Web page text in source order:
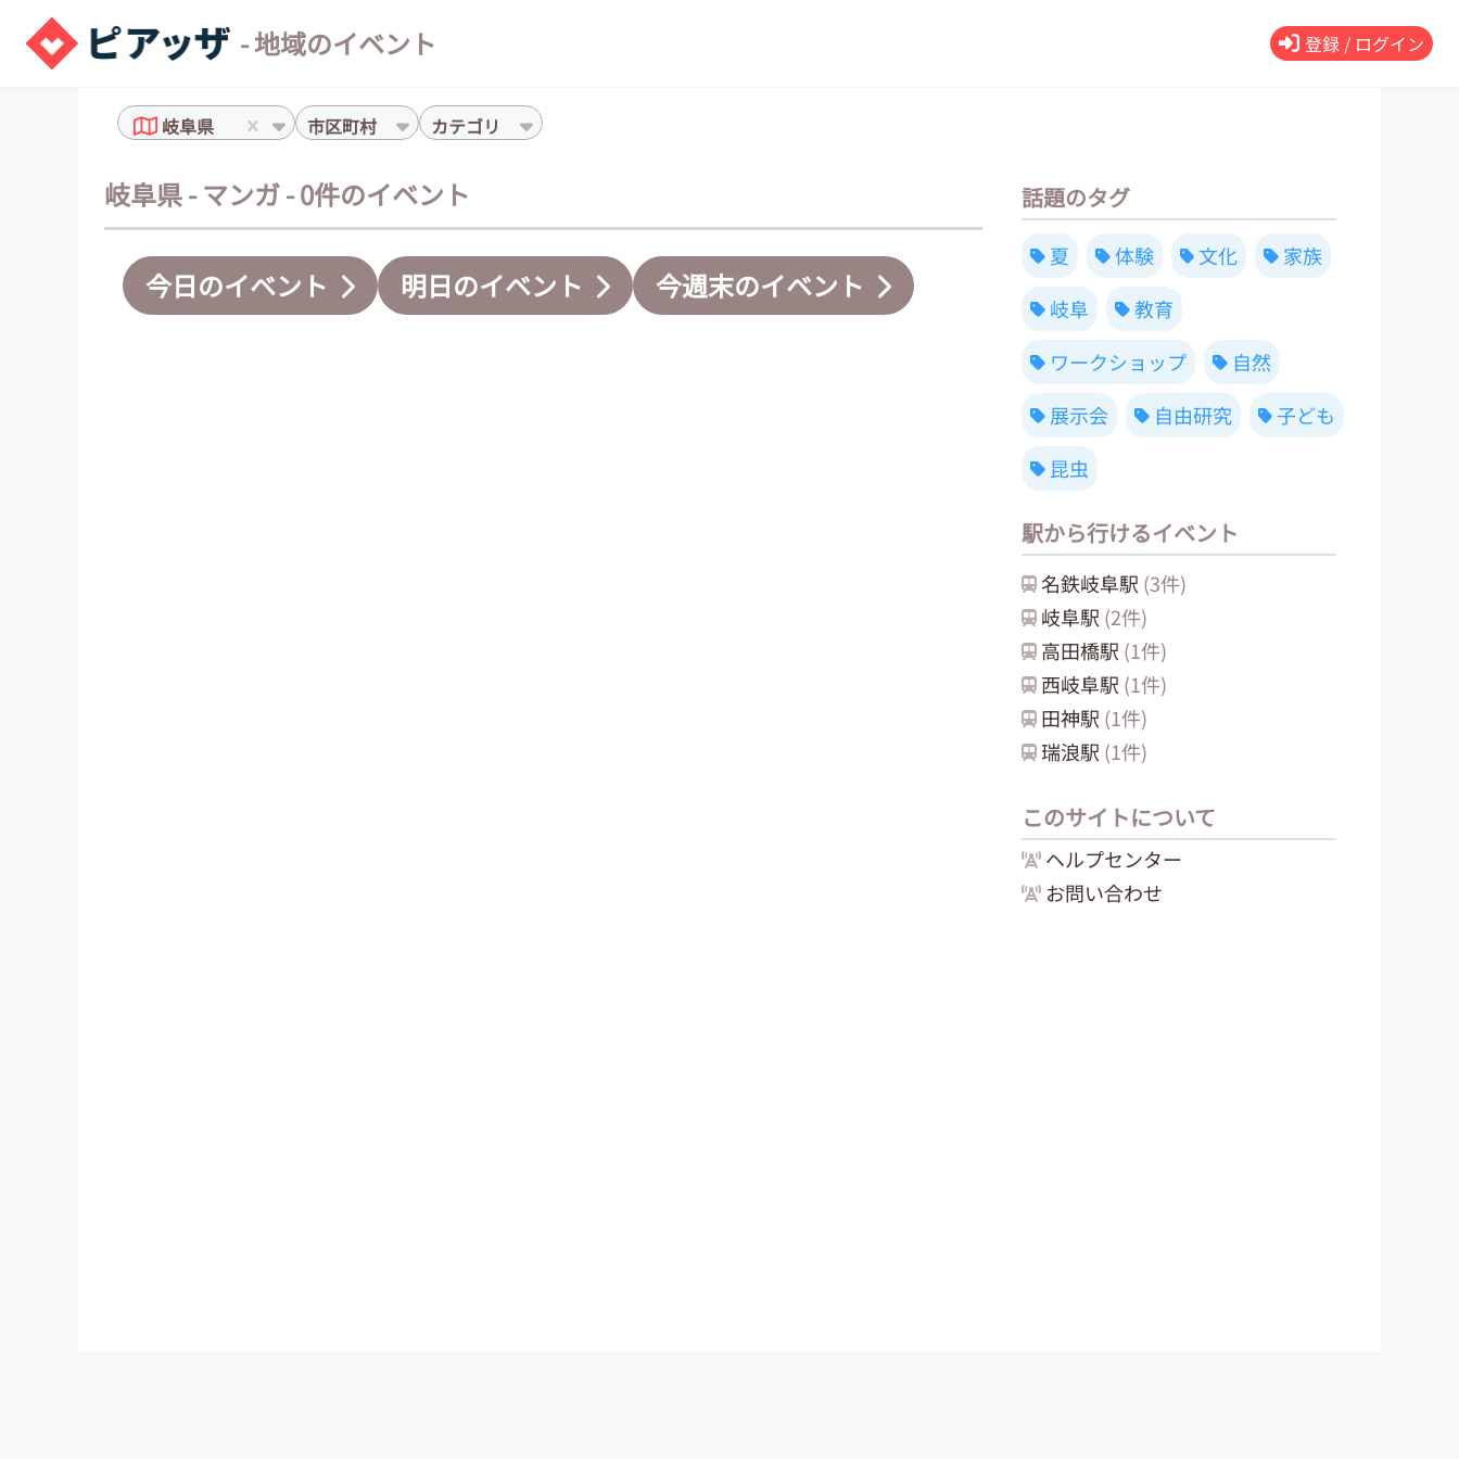
- 地域のイベント 登録 / ログイン
岐阜県 市区町村 カテゴリ
岐阜県 - マンガ - 0件のイベント
今日のイベント 明日のイベント 今週末のイベント
話題のタグ
夏 体験 文化
家族
岐阜
教育
ワークショップ
自然
展示会
自由研究
子ども
昆虫
駅から行けるイベント
名鉄岐阜駅 (3件)
岐阜駅 (2件)
高田橋駅 (1件)
西岐阜駅 (1件)
田神駅 (1件)
瑞浪駅 (1件)
このサイトについて
ヘルプセンター
お問い合わせ